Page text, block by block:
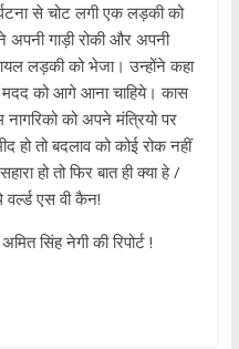
से चोट लगी एक लड़की को
गाड़ी रोकी और अपनी
लड़की को भेजा। उन्होंने कहा
मदद को आगे आना चाहिये। कास
को अपने मंत्रियो पर
हो तो बदलाव को कोई रोक नहीं
हो तो फिर बात ही क्या हे /
एस वी कैन!
सिंह नेगी की रिपोर्ट !